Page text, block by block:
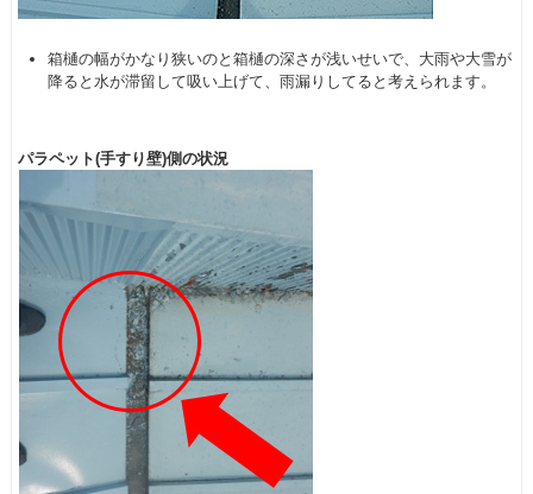
箱樋の幅がかなり狭いのと箱樋の深さが浅いせいで、大雨や大雪が
降ると水が滞留して吸い上げて、雨漏りしてると考えられます。
パラペット(手すり壁)側の状況